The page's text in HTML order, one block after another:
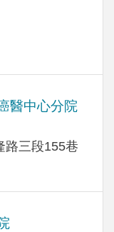
醫中心分院
路三段155巷